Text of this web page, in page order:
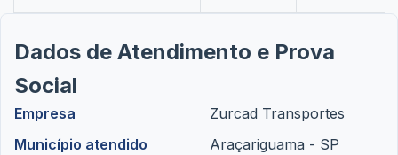
Dados de Atendimento e Prova
Social
Empresa
Zurcad Transportes
Município atendido
Araçariguama - SP